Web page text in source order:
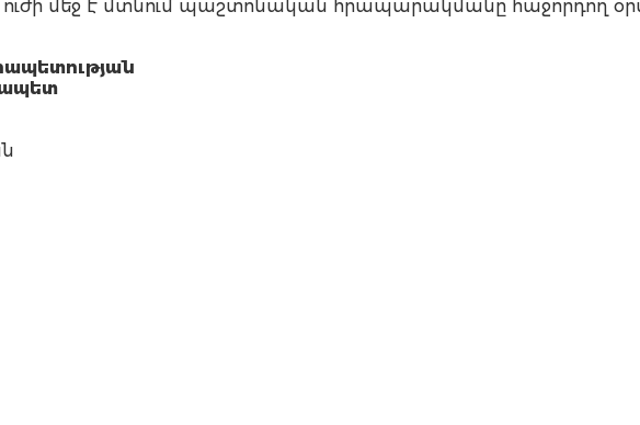
ուժի մեջ է մտնում պաշտոնական հրապարակմանը հաջորդող